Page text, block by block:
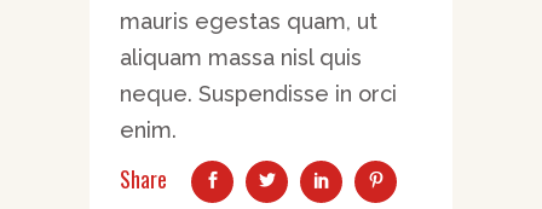
mauris egestas quam, ut
aliquam massa nisl quis
neque. Suspendisse in orci
enim.
Share